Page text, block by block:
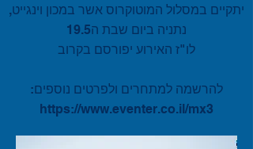
יתקיים במסלול המוטוקרוס אשר במכון וינגייט,
נתניה ביום שבת ה19.5
לו"ז האירוע יפורסם בקרוב
להרשמה למתחרים ולפרטים נוספים:
https://www.eventer.co.il/mx3